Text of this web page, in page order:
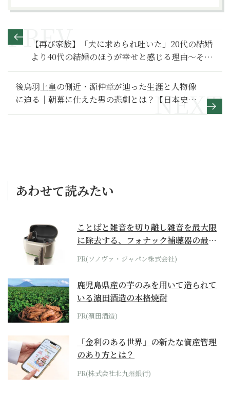
【再び家族】「夫に求められ吐いた」20代の結婚
より40代の結婚のほうが幸せと感じる理由～その
１～
後鳥羽上皇の側近・源仲章が辿った生涯と人物像
に迫る｜朝幕に仕えた男の悲劇とは？【日本史人
物伝】
あわせて読みたい
ことばと雑音を切り離し雑音を最大限
に除去する、フォナック補聴器の最上
位モデル
PR(ソノヴァ・ジャパン株式会社)
鹿児島県産の芋のみを用いて造られて
いる濵田酒造の本格焼酎
PR(濵田酒造)
「金利のある世界」の新たな資産管理
のあり方とは？
PR(株式会社北九州銀行)